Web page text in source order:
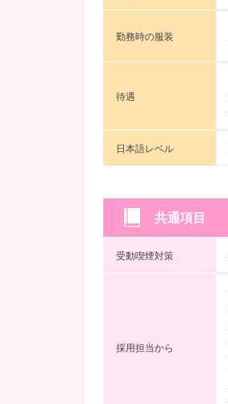
勤務時の服装
待遇
日本語レベル
共通項目
受動喫煙対策
採用担当から